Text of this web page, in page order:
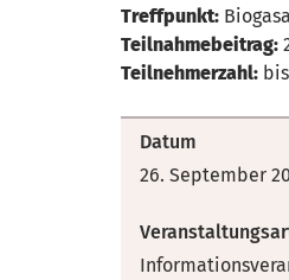
Treffpunkt:
Teilnahmebeitrag:
Teilnehmerzahl:
Datum
26. September